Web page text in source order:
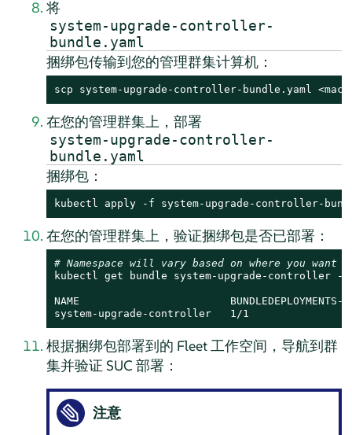
将
system-upgrade-controller-
bundle.yaml
捆绑包传输到您的管理群集计算机：
scp system-upgrade-controller-bundle.yaml
在您的管理群集上，部署
system-upgrade-controller-
bundle.yaml
捆绑包：
kubectl apply -f system-upgrade-controller-
在您的管理群集上，验证捆绑包是否已部署：
# Namespace will vary based on where you want
kubectl get bundle system-upgrade-controller
NAME                        BUNDLEDEPLOYMENTS-
system-upgrade-controller   1/1
根据捆绑包部署到的 Fleet 工作空间，导航到群
集并验证 SUC 部署：
注意